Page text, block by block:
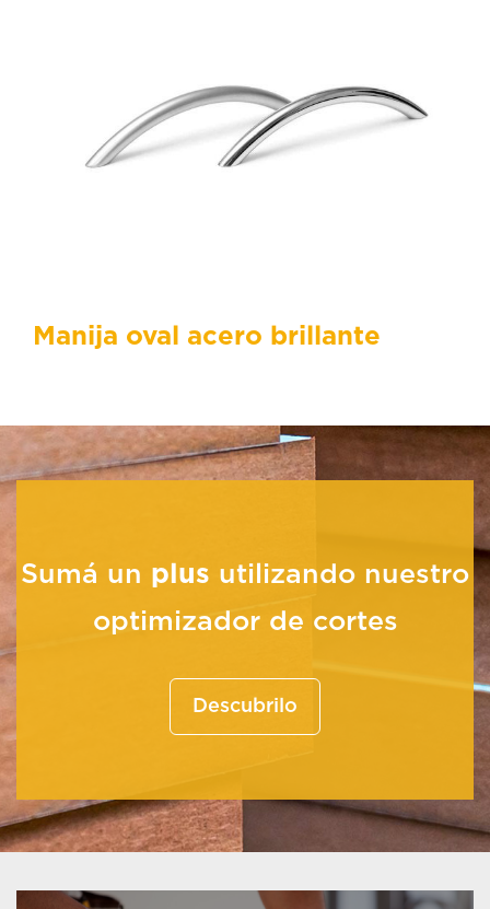
Manija oval acero brillante
Sumá un plus utilizando nuestro
optimizador de cortes
Descubrilo